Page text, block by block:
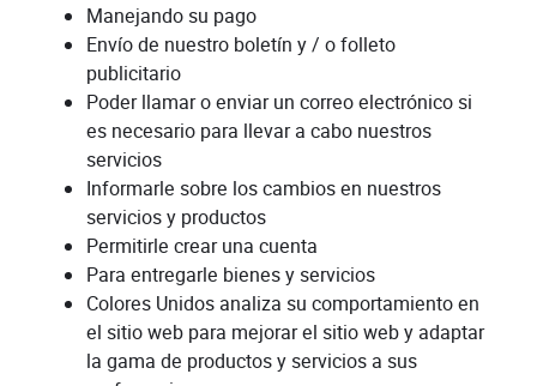
Manejando su pago
Envío de nuestro boletín y / o folleto
publicitario
Poder llamar o enviar un correo electrónico si
es necesario para llevar a cabo nuestros
servicios
Informarle sobre los cambios en nuestros
servicios y productos
Permitirle crear una cuenta
Para entregarle bienes y servicios
Colores Unidos analiza su comportamiento en
el sitio web para mejorar el sitio web y adaptar
la gama de productos y servicios a sus